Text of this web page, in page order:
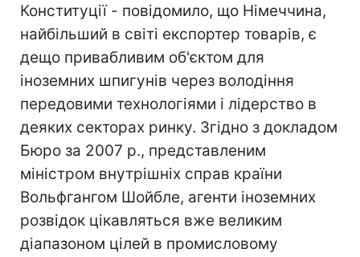
Конституції - повідомило, що Німеччина,
найбільший в світі експортер товарів, є
дещо привабливим об'єктом для
іноземних шпигунів через володіння
передовими технологіями і лідерство в
деяких секторах ринку. Згідно з докладом
Бюро за 2007 р., представленим
міністром внутрішніх справ країни
Вольфгангом Шойбле, агенти іноземних
розвідок цікавляться вже великим
діапазоном цілей в промисловому